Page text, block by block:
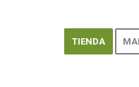
TIENDA